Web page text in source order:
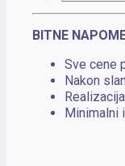
BITNE
Sve cene
Nakon
Minimalni